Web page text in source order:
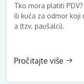
Tko mora platiti
ili kuća za odmor koji
a (tzv. paušalci).
Pročitajte više